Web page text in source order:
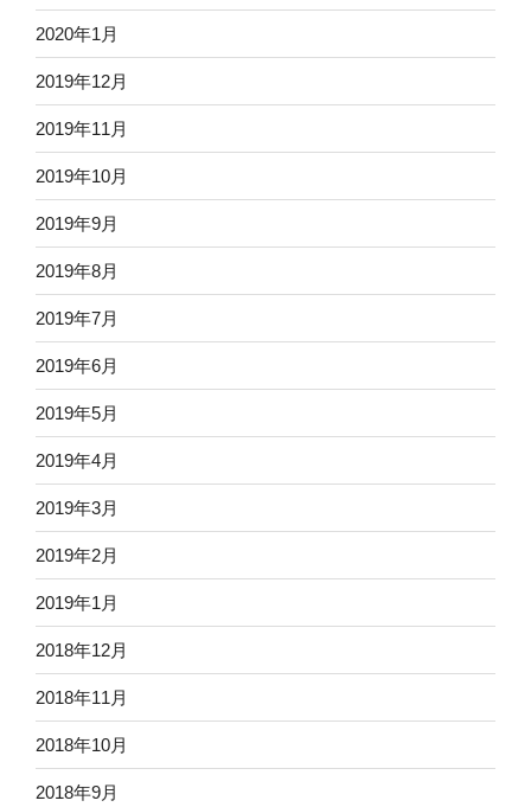
2020年1月
2019年12月
2019年11月
2019年10月
2019年9月
2019年8月
2019年7月
2019年6月
2019年5月
2019年4月
2019年3月
2019年2月
2019年1月
2018年12月
2018年11月
2018年10月
2018年9月